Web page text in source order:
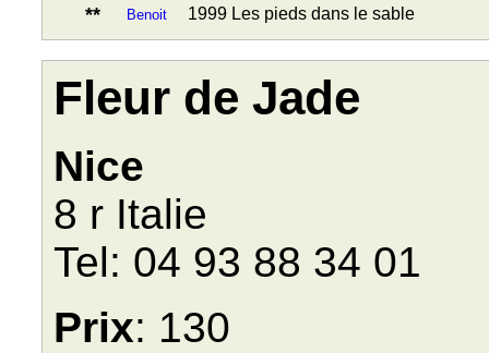
** Benoit 1999 Les pieds dans le sable
Fleur de Jade
Nice
8 r Italie
Tel: 04 93 88 34 01
Prix: 130